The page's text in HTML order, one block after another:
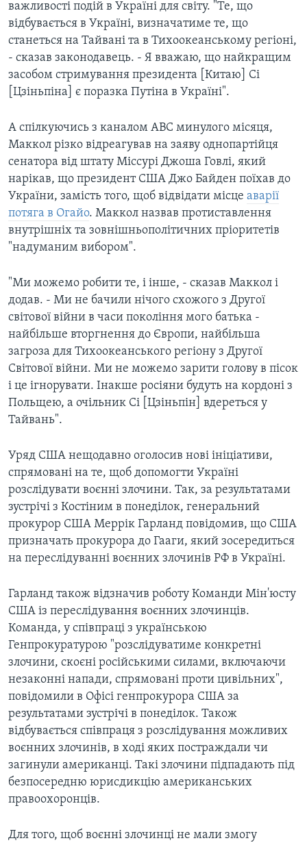
важливості подій в Україні для світу. "Те, що
відбувається в Україні, визначатиме те, що
станеться на Тайвані та в Тихоокеанському регіоні,
- сказав законодавець. - Я вважаю, що найкращим
засобом стримування президента [Китаю] Сі
[Цзіньпіна] є поразка Путіна в Україні".
А спілкуючись з каналом АВС минулого місяця,
Маккол різко відреагував на заяву однопартійця
сенатора від штату Міссурі Джоша Говлі, який
нарікав, що президент США Джо Байден поїхав до
України, замість того, щоб відвідати місце аварії
потяга в Огайо. Маккол назвав протиставлення
внутрішніх та зовнішньополітичних пріоритетів
"надуманим вибором".
"Ми можемо робити те, і інше, - сказав Маккол і
додав. - Ми не бачили нічого схожого з Другої
світової війни в часи покоління мого батька -
найбільше вторгнення до Європи, найбільша
загроза для Тихоокеанського регіону з Другої
Світової війни. Ми не можемо зарити голову в пісок
і це ігнорувати. Інакше росіяни будуть на кордоні з
Польщею, а очільник Сі [Цзіньпін] вдереться у
Тайвань".
Уряд США нещодавно оголосив нові ініціативи,
спрямовані на те, щоб допомогти Україні
розслідувати воєнні злочини. Так, за результатами
зустрічі з Костіним в понеділок, генеральний
прокурор США Меррік Гарланд повідомив, що США
призначать прокурора до Гааги, який зосередиться
на переслідуванні воєнних злочинів РФ в Україні.
Гарланд також відзначив роботу Команди Мін'юсту
США із переслідування воєнних злочинців.
Команда, у співпраці з українською
Генпрокуратурою "розслідуватиме конкретні
злочини, скоєні російськими силами, включаючи
незаконні напади, спрямовані проти цивільних",
повідомили в Офісі генпрокурора США за
результатами зустрічі в понеділок. Також
відбувається співпраця з розслідування можливих
воєнних злочинів, в ході яких постраждали чи
загинули американці. Такі злочини підпадають під
безпосередню юрисдикцію американських
правоохоронців.
Для того, щоб воєнні злочинці не мали змогу